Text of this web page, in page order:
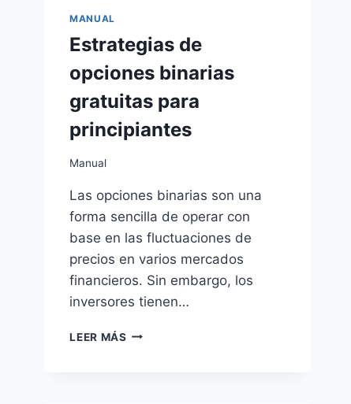
LOVECRAFT
MANUAL
Estrategias de
opciones binarias
gratuitas para
principiantes
Manual
Las opciones binarias son una
forma sencilla de operar con
base en las fluctuaciones de
precios en varios mercados
financieros. Sin embargo, los
inversores tienen…
LEER MÁS ESTRATEGIAS